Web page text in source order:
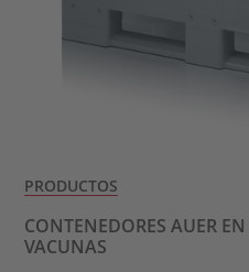
PRODUCTOS
CONTENEDORES AUER
VACUNAS